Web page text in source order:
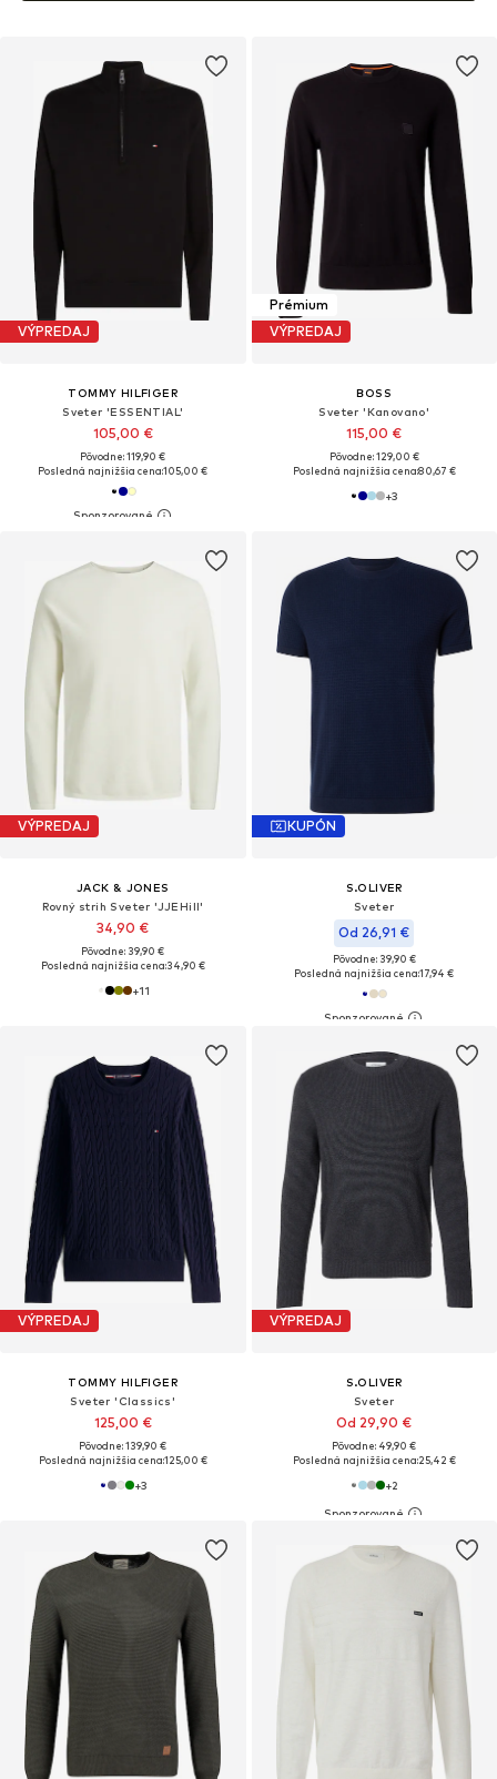
VÝPREDAJ
TOMMY HILFIGER
Sveter 'ESSENTIAL'
105,00 €
Pôvodne: 119,90 €
Posledná najnižšia cena:105,00 €
Prémium
VÝPREDAJ
BOSS
Sveter 'Kanovano'
115,00 €
Pôvodne: 129,00 €
Posledná najnižšia cena:80,67 €
+3
VÝPREDAJ
JACK & JONES
Rovný strih Sveter 'JJEHill'
34,90 €
Pôvodne: 39,90 €
Posledná najnižšia cena:34,90 €
+11
KUPÓN
S.OLIVER
Sveter
Od 26,91 €
Pôvodne: 39,90 €
Posledná najnižšia cena:17,94 €
VÝPREDAJ
TOMMY HILFIGER
Sveter 'Classics'
125,00 €
Pôvodne: 139,90 €
Posledná najnižšia cena:125,00 €
+3
VÝPREDAJ
S.OLIVER
Sveter
Od 29,90 €
Pôvodne: 49,90 €
Posledná najnižšia cena:25,42 €
+2